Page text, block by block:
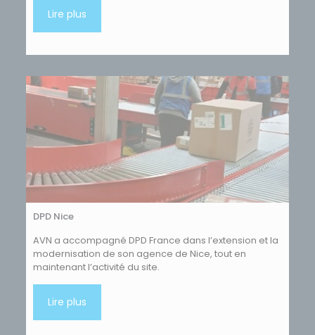
Lire plus
DPD Nice
AVN a accompagné DPD France dans l’extension et la
modernisation de son agence de Nice, tout en
maintenant l’activité du site.
Lire plus